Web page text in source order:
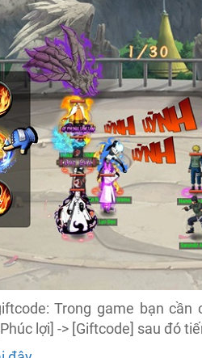
Trong game bạn
lợi] -> [Giftcode] sau đó